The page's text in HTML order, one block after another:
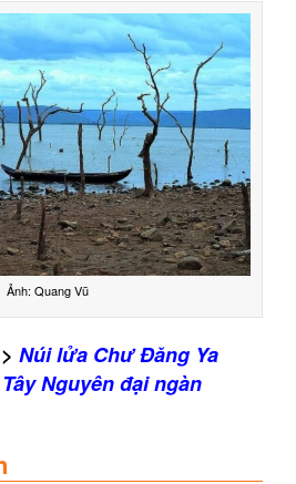
Ảnh: Quang Vũ
Núi lửa Chư Đăng Ya
Nguyên đại ngàn